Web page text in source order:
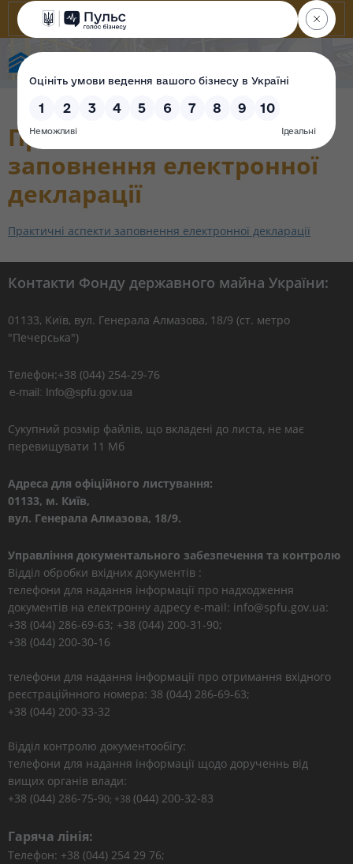
Практичні аспекти
заповнення електронної
декларації
Практичні аспекти заповнення електронної декларації
Контакти Фонду державного майна України:
01133, Kиїв, вул. Генерала Алмазова, 18/9 (ст. метро
"Печерська")
Телефон:+38 (044) 254-29-76
Сукупний розмір файлів, що вкладені до листа, не має
перевищувати 11 Мб
Адреса для офіційного листування:
01133, м. Київ,
вул. Генерала Алмазова, 18/9.
Управління документального забезпечення та контролю
Відділ обробки вхідних документів :
телефони для надання інформації про надходження
документів на електронну адресу e-mail: info@spfu.gov.ua:
+38 (044) 286-69-63; +38 (044) 200-31-90;
+38 (044) 200-30-16
телефони для надання інформації про отримання вхідного
реєстраційнного номера: 38 (044) 286-69-63;
+38 (044) 200-33-32
Відділ контролю документообігу:
телефони для надання інформації щодо дорученнь від
вищих органів влади:
+38 (044) 286-75-90; +38 (044) 200-32-83
Гаряча лінія:
Телефон: +38 (044) 254 29 76;